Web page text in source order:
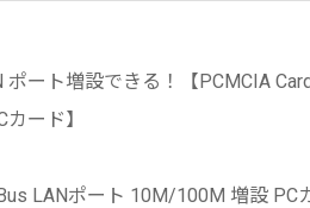
ポート増設できる！【PCMCIA
ード】
LANポート 10M/100M 増設 PC